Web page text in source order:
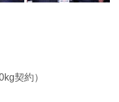
契約）